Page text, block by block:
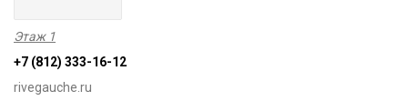
Этаж 1
+7 (812) 333-16-12
rivegauche.ru